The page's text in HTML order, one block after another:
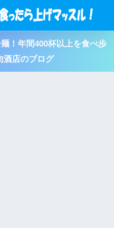
！年間400杯以上を食べ歩
酒店のブログ